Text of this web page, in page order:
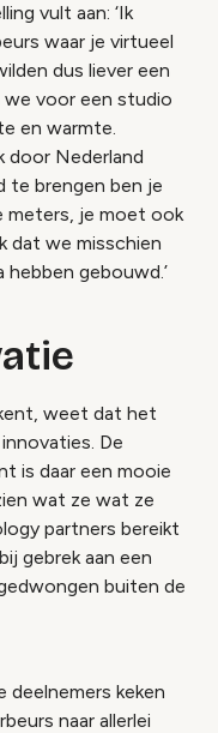
vult aan: ‘Ik
waar je virtueel
dus liever een
we voor een studio
en warmte.
door Nederland
te brengen ben je
meters, je moet ook
dat we misschien
gebouwd.’
weet dat het
De
is daar een mooie
wat ze wat ze
partners bereikt
gebrek aan een
buiten de
deelnemers keken
naar allerlei